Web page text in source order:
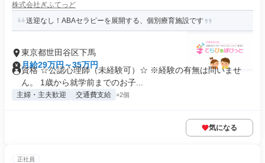
株式会社ぎふてっど
送迎なし！ABAセラピーを展開する、個別療育施設です
東京都世田谷区下馬
月給29万円～35万円
資格 ☆公認心理師（未経験可）☆ ※経験の有無は問いませ
ん。 1歳から就学前までのお子...
主婦・主夫歓迎 交通費支給 +2個
気になる
正社員